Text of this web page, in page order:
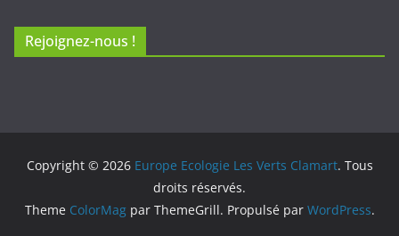
Rejoignez-nous !
Copyright © 2026 Europe Ecologie Les Verts Clamart. Tous
droits réservés.
Theme ColorMagpar ThemeGrill. Propulsé par WordPress.